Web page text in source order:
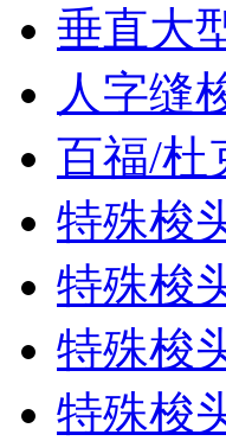
垂直大
人字缝
百福/杜
特殊梭
特殊梭
特殊梭
特殊梭